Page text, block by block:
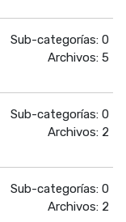
Sub-categorías: 0
Archivos: 5
Sub-categorías: 0
Archivos: 2
Sub-categorías: 0
Archivos: 2